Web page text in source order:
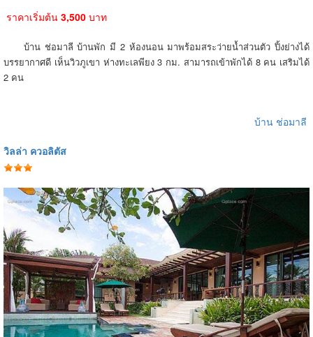
ราคาเริ่มต้น 3,500 บาท
บ้าน ช่อมาลี บ้านพัก มี 2 ห้องนอน มาพร้อมสระว่ายน้ำส่วนตัว ปิ้งย่างได้
บรรยากาศดี เห็นวิวภูเขา ห่างทะเลพียง 3 กม. สามารถเข้าพักได้ 8 คน เสริมได้
2 คน
บ้าน ช่อมาลี
วิลล่า ควอลิตัส